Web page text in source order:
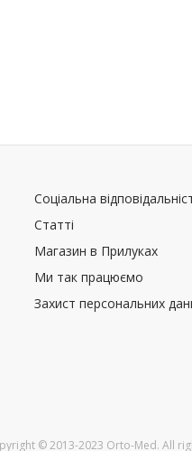
Соціальна
Статті
Магазин в Прилуках
Ми так працюємо
Захист персональних
© 2013-2023 Orto-Med. All